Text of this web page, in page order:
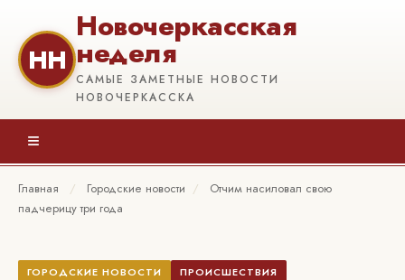
НН
Новочеркасская
неделя
САМЫЕ ЗАМЕТНЫЕ НОВОСТИ
НОВОЧЕРКАССКА
≡
Главная / Городские новости /
Отчим насиловал свою
падчерицу три года
ГОРОДСКИЕ НОВОСТИ ПРОИСШЕСТВИЯ